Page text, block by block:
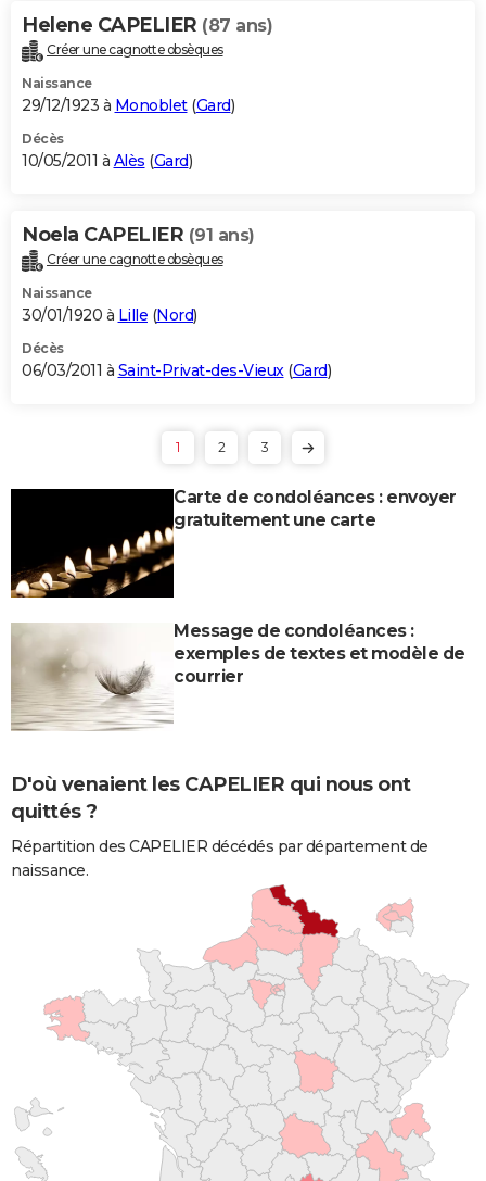
Helene CAPELIER (87 ans)
Créer une cagnotte obsèques
Naissance
29/12/1923 à Monoblet(Gard)
Décès
10/05/2011 à Alès (Gard)
Noela CAPELIER (91 ans)
Créer une cagnotte obsèques
Naissance
30/01/1920 à Lille (Nord)
Décès
06/03/2011 à Saint-Privat-des-Vieux (Gard)
1 2 3
Carte de condoléances : envoyer
gratuitement une carte
Message de condoléances :
exemples de textes et modèle de
courrier
D'où venaient les CAPELIER qui nous ont
quittés ?
Répartition des CAPELIER décédés par département de
naissance.